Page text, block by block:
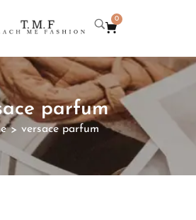
0
parfum
> versace parfum